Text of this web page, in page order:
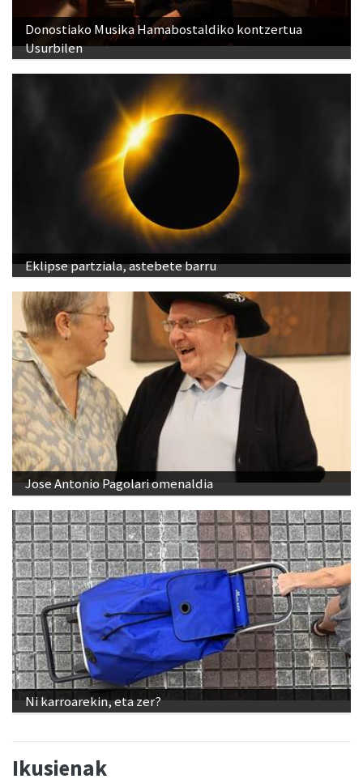
Donostiako Musika Hamabostaldiko kontzertua
Usurbilen
Eklipse partziala, astebete barru
Jose Antonio Pagolari omenaldia
Ni karroarekin, eta zer?
Ikusienak